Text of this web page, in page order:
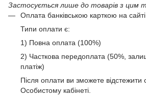
Застосується лише до товарів з цим
Оплата банківською карткою на сайті
Типи оплати є:
1) Повна оплата (100%)
2) Часткова передоплата (50%,
платіж)
Після оплати ви зможете відстежити
Особистому кабінеті.